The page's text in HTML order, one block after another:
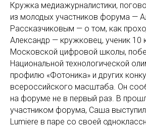
Кружка медиажурналистики,
из молодых участников форума —
Рассказчиковым — о том, как
Александр — кружковец, ученик 10
Московской цифровой школы,
Национальной технологической
профилю «Фотоника» и других
всероссийского масштаба. Он
на форуме не в первый раз. В
участником форума, Саша
Lumiere в паре со своей